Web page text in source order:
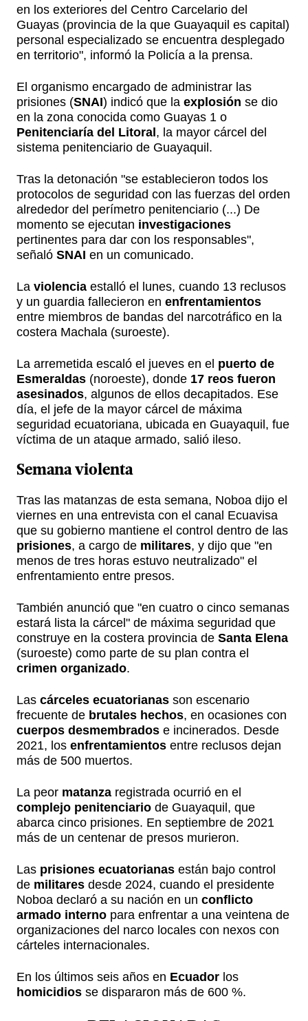
en los exteriores del Centro Carcelario del
Guayas (provincia de la que Guayaquil es capital)
personal especializado se encuentra desplegado
en territorio", informó la Policía a la prensa.
El organismo encargado de administrar las
prisiones (SNAI) indicó que la explosión se dio
en la zona conocida como Guayas 1 o
Penitenciaría del Litoral , la mayor cárcel del
sistema penitenciario de Guayaquil.
Tras la detonación "se establecieron todos los
protocolos de seguridad con las fuerzas del orden
alrededor del perímetro penitenciario (...) De
momento se ejecutan investigaciones
pertinentes para dar con los responsables",
señaló SNAI en un comunicado.
La violencia estalló el lunes, cuando 13 reclusos
y un guardia fallecieron en enfrentamientos
entre miembros de bandas del narcotráfico en la
costera Machala (suroeste).
La arremetida escaló el jueves en el puerto de
Esmeraldas (noroeste), donde 17 reos fueron
asesinados, algunos de ellos decapitados. Ese
día, el jefe de la mayor cárcel de máxima
seguridad ecuatoriana, ubicada en Guayaquil, fue
víctima de un ataque armado, salió ileso.
Semana violenta
Tras las matanzas de esta semana, Noboa dijo el
viernes en una entrevista con el canal Ecuavisa
que su gobierno mantiene el control dentro de las
prisiones, a cargo de militares, y dijo que "en
menos de tres horas estuvo neutralizado" el
enfrentamiento entre presos.
También anunció que "en cuatro o cinco semanas
estará lista la cárcel" de máxima seguridad que
construye en la costera provincia de Santa Elena
(suroeste) como parte de su plan contra el
crimen organizado.
Las cárceles ecuatorianas son escenario
frecuente de brutales hechos, en ocasiones con
cuerpos desmembrados e incinerados. Desde
2021, los enfrentamientos entre reclusos dejan
más de 500 muertos.
La peor matanza registrada ocurrió en el
complejo penitenciario de Guayaquil, que
abarca cinco prisiones. En septiembre de 2021
más de un centenar de presos murieron.
Las prisiones ecuatorianas están bajo control
de militares desde 2024, cuando el presidente
Noboa declaró a su nación en un conflicto
armado interno para enfrentar a una veintena de
organizaciones del narco locales con nexos con
cárteles internacionales.
En los últimos seis años en Ecuador los
homicidios se dispararon más de 600 %.